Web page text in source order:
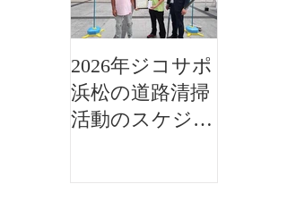
2026年ジコサポ
浜松の道路清掃
ール